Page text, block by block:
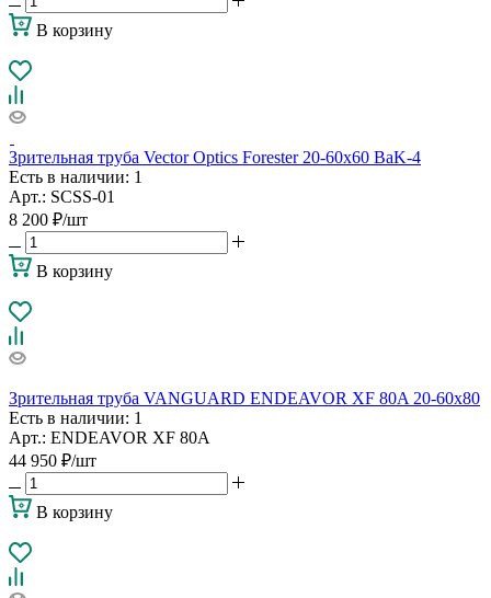
В корзину
Зрительная труба Vector Optics Forester 20-60x60 BaK-4
Есть в наличии: 1
Арт.: SCSS-01
8 200 ₽/шт
В корзину
Зрительная труба VANGUARD ENDEAVOR XF 80A 20-60х80
Есть в наличии: 1
Арт.: ENDEAVOR XF 80A
44 950 ₽/шт
В корзину